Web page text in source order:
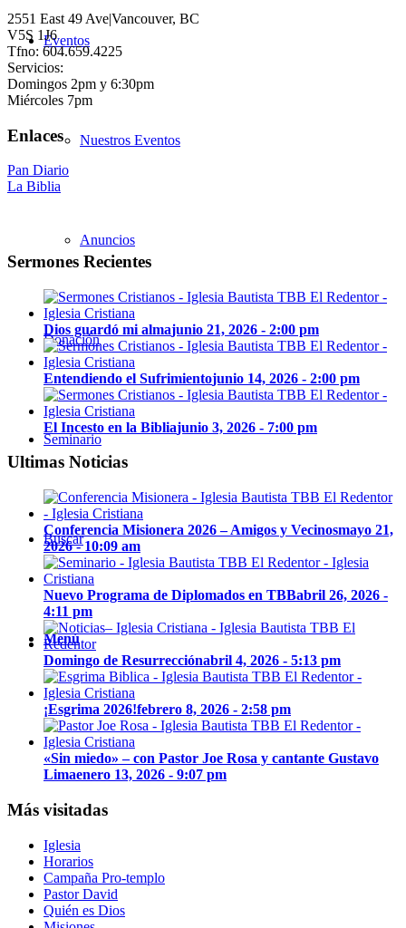
Eventos
Nuestros Eventos
Anuncios
Donación
Seminario
Buscar
Menú
2551 East 49 Ave|Vancouver, BC
V5S 1J6
Tfno: 604.659.4225
Servicios:
Domingos 2pm y 6:30pm
Miércoles 7pm
Enlaces
Pan Diario
La Biblia
Sermones Recientes
Dios guardó mi almajunio 21, 2026 - 2:00 pm
Entendiendo el Sufrimientojunio 14, 2026 - 2:00 pm
El Incesto en la Bibliajunio 3, 2026 - 7:00 pm
Ultimas Noticias
Conferencia Misionera 2026 – Amigos y Vecinosmayo 21,
2026 - 10:09 am
Nuevo Programa de Diplomados en TBBabril 26, 2026 -
4:11 pm
Domingo de Resurrecciónabril 4, 2026 - 5:13 pm
¡Esgrima 2026!febrero 8, 2026 - 2:58 pm
«Sin miedo» – con Pastor Joe Rosa y cantante Gustavo
Limaenero 13, 2026 - 9:07 pm
Más visitadas
Iglesia
Horarios
Campaña Pro-templo
Pastor David
Quién es Dios